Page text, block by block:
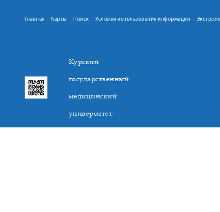
Главная Карты Поиск Условия использования информации
Курский
государственный
медицинский
университет